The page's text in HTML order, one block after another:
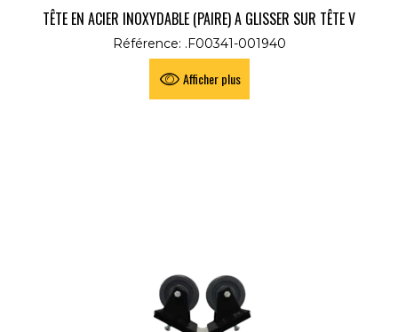
Ajouter au comparateur
TÊTE EN ACIER INOXYDABLE (PAIRE) A GLISSER SUR TÊTE V
SERVANTE
Référence: .F00341-001940
Afficher plus